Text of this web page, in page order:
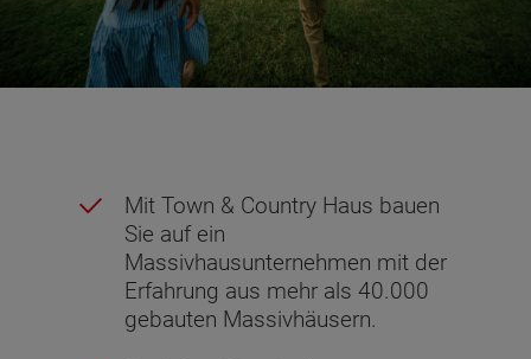
Mit Town & Country Haus bauen
Sie auf ein
Massivhausunternehmen mit der
Erfahrung aus mehr als 40.000
gebauten Massivhäusern.